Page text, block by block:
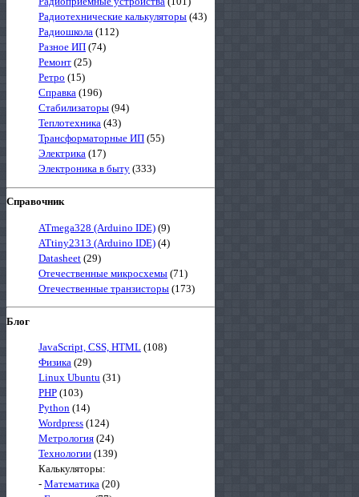
Радиотехнические калькуляторы (43)
Радиошкола (112)
Разное ИП (74)
Ремонт (25)
Ретро (15)
Справка (196)
Стабилизаторы (94)
Теплотехника (43)
Трансформаторные ИП (55)
Электрика (17)
Электроника в быту (333)
Справочник
ATmega328 (Arduino IDE) (9)
ATtiny2313 (Arduino IDE) (4)
Datasheet (29)
Отечественные микросхемы (71)
Отечественные транзисторы (173)
Блог
JavaScript, CSS, HTML (108)
Физика (29)
Linux Ubuntu (31)
PHP (103)
Python (14)
Wordpress (124)
Метрология (24)
Технологии (139)
Калькуляторы:
- Математика (20)